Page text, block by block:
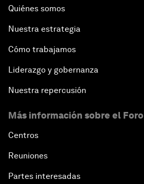
Quiénes somos
Nuestra estrategia
Cómo trabajamos
Liderazgo y gobernanza
Nuestra repercusión
Más información sobre el Foro
Centros
Reuniones
Partes interesadas